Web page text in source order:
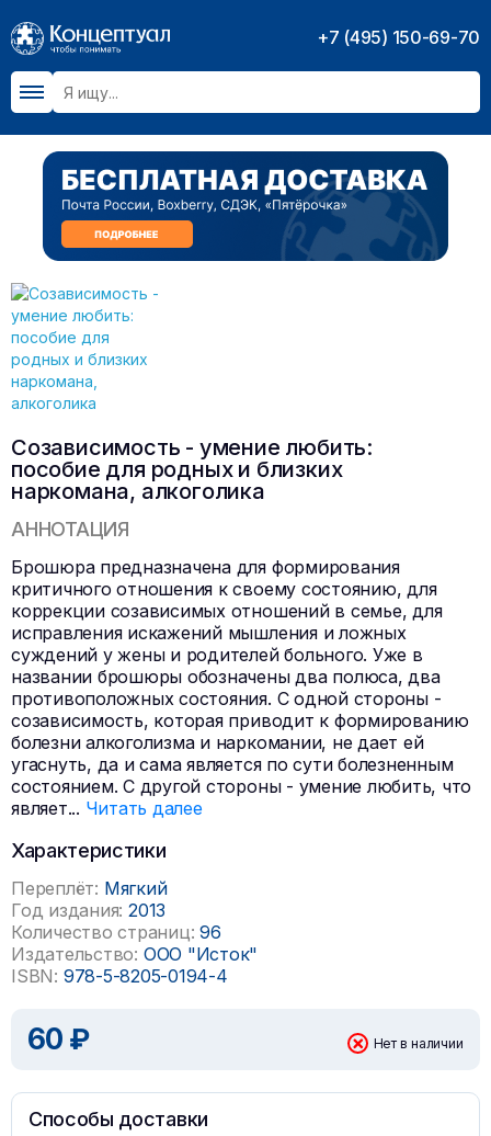
+7 (495) 150-69-70
Созависимость - умение любить:
пособие для родных и близких
наркомана, алкоголика
АННОТАЦИЯ
Брошюра предназначена для формирования
критичного отношения к своему состоянию, для
коррекции созависимых отношений в семье, для
исправления искажений мышления и ложных
суждений у жены и родителей больного. Уже в
названии брошюры обозначены два полюса, два
противоположных состояния. С одной стороны -
созависимость, которая приводит к формированию
болезни алкоголизма и наркомании, не дает ей
угаснуть, да и сама является по сути болезненным
состоянием. С другой стороны - умение любить, что
являет... Читать далее
Характеристики
Переплёт: Мягкий
Год издания: 2013
Количество страниц: 96
Издательство: ООО "Исток"
ISBN: 978-5-8205-0194-4
60 ₽ Нет в наличии
Способы доставки